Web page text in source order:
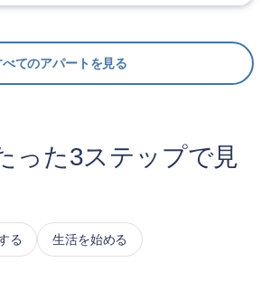
べてのアパートを見る
った3ステップで見
る 生活を始める